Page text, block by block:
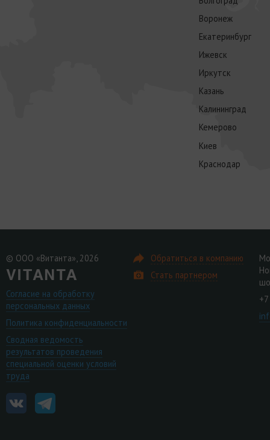
Воронеж
Екатеринбург
Ижевск
Иркутск
Казань
Калининград
Кемерово
Киев
Краснодар
© ООО «Витанта», 2026
Согласие на обработку
персональных данных
Политика конфиденциальности
Сводная ведомость
результатов проведения
специальной оценки условий
труда
Обратиться в компанию
Стать партнером